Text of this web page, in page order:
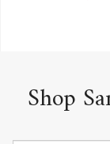
Shop